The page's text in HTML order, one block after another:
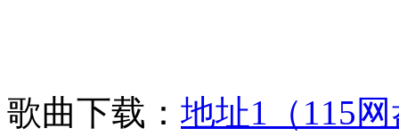
歌曲下载： 地址1（115